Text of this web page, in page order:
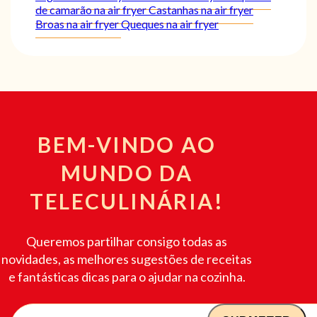
de camarão na air fryerCastanhas na air fryer
Broas na air fryerQueques na air fryer
BEM-VINDO AO
MUNDO DA
TELECULINÁRIA!
Queremos partilhar consigo todas as
novidades, as melhores sugestões de receitas
e fantásticas dicas para o ajudar na cozinha.